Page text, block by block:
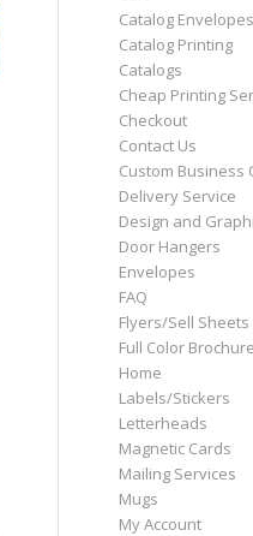
Catalog Envelopes
Catalog Printing
Catalogs
Cheap Printing
Checkout
Contact Us
Custom Business
Delivery Service
Design and
Door Hangers
Envelopes
FAQ
Flyers/Sell Sheets
Full Color
Home
Labels/Stickers
Letterheads
Magnetic Cards
Mailing Services
Mugs
My Account